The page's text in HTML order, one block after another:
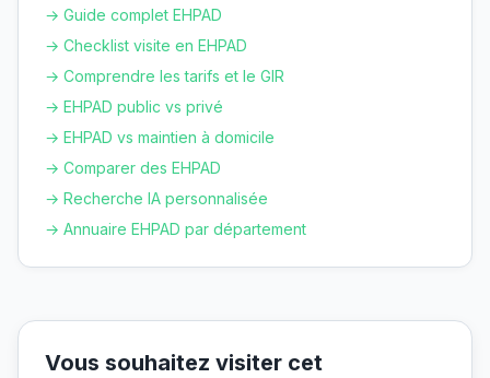
→ Guide complet EHPAD
→ Checklist visite en EHPAD
→ Comprendre les tarifs et le GIR
→ EHPAD public vs privé
→ EHPAD vs maintien à domicile
→ Comparer des EHPAD
→ Recherche IA personnalisée
→ Annuaire EHPAD par département
Vous souhaitez visiter cet